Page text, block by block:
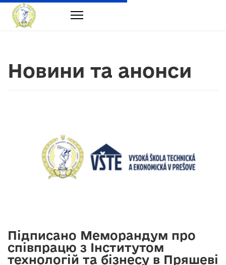
Новини та анонси
Підписано Меморандум про
співпрацю з Інститутом
технологій та бізнесу в Пряшеві